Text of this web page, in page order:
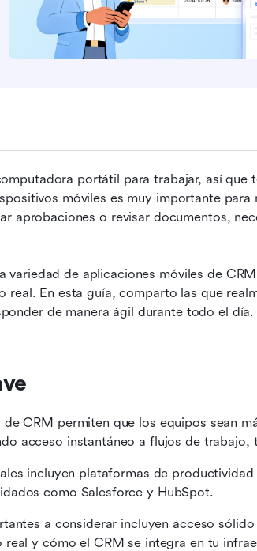
portátil para trabajar, así que
móviles es muy importante para
aprobaciones o revisar documentos,
variedad de aplicaciones móviles de
real. En esta guía, comparto las que
de manera ágil durante todo el día.
de CRM permiten que los equipos sean
acceso instantáneo a flujos de trabajo,
incluyen plataformas de
como Salesforce y HubSpot.
a considerar incluyen acceso
real y cómo el CRM se integra en tu